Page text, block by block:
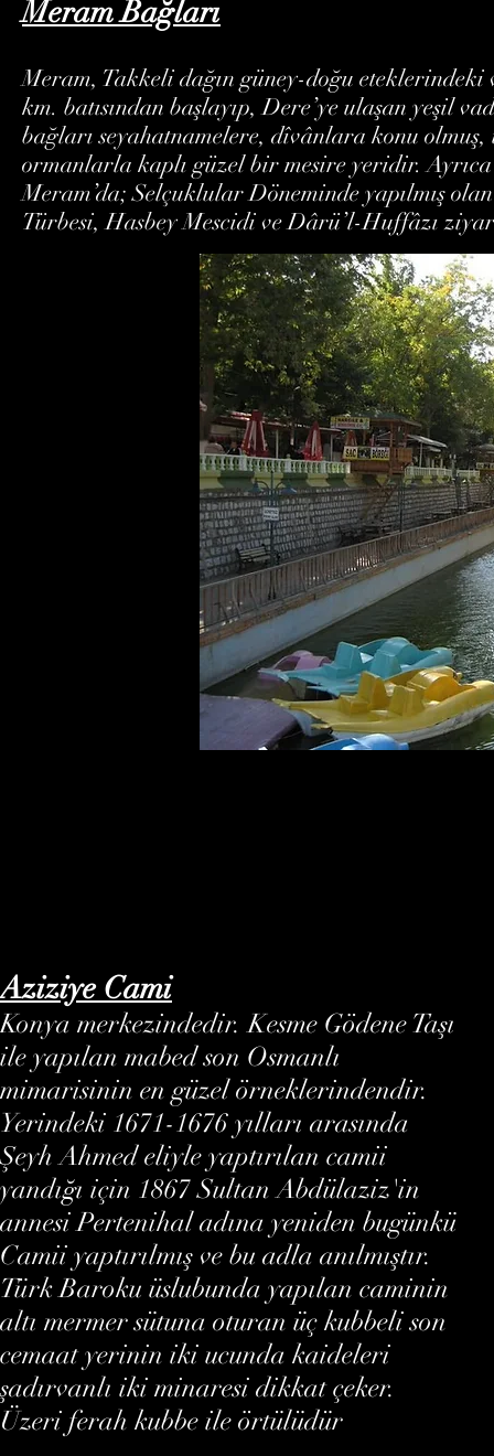
Meram Bağları
Meram, Takkeli dağın güney-doğu
km. batısından başlayıp, Dere’ye ulaşan yeşil
bağları seyahatnamelere, dîvânlara konu
ormanlarla kaplı güzel bir mesire yeridir.
Meram’da; Selçuklular Döneminde yapılmış
Türbesi, Hasbey Mescidi ve Dârü’l-Huffâzı
Aziziye Cami
Konya merkezindedir. Kesme Gödene Taşı
ile yapılan mabed son Osmanlı
mimarisinin en güzel örneklerindendir.
Yerindeki 1671-1676 yılları arasında
Şeyh Ahmed eliyle yaptırılan camii
yandığı için 1867 Sultan Abdülaziz'in
annesi Pertenihal adına yeniden bugünkü
Camii yaptırılmış ve bu adla anılmıştır.
Türk Baroku üslubunda yapılan caminin
altı mermer sütuna oturan üç kubbeli son
cemaat yerinin iki ucunda kaideleri
şadırvanlı iki minaresi dikkat çeker.
Üzeri ferah kubbe ile örtülüdür